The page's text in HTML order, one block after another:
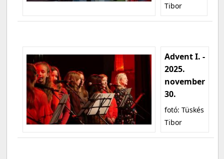
Tibor
Advent I. -
2025.
november
30.
fotó: Tüskés
Tibor